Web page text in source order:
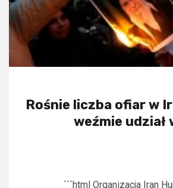
Rośnie liczba ofiar w
weźmie udział
```html Organizacja Iran